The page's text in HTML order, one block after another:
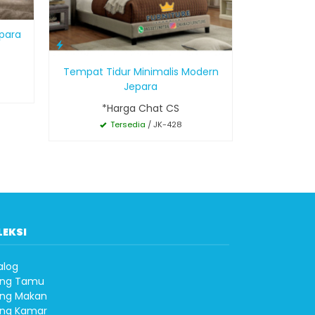
Tempat Tidur Minimalis Modern
Jepara
*Harga Chat CS
Tersedia / JK-428
Tamu
Makan
Kamar